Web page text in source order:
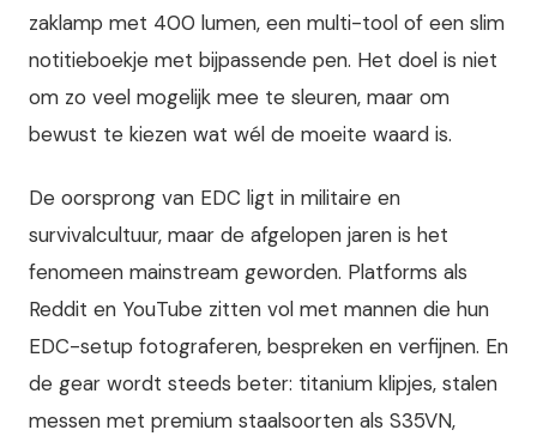
zaklamp met 400 lumen, een multi-tool of een slim
notitieboekje met bijpassende pen. Het doel is niet
om zo veel mogelijk mee te sleuren, maar om
bewust te kiezen wat wél de moeite waard is.
De oorsprong van EDC ligt in militaire en
survivalcultuur, maar de afgelopen jaren is het
fenomeen mainstream geworden. Platforms als
Reddit en YouTube zitten vol met mannen die hun
EDC-setup fotograferen, bespreken en verfijnen. En
de gear wordt steeds beter: titanium klipjes, stalen
messen met premium staalsoorten als S35VN,